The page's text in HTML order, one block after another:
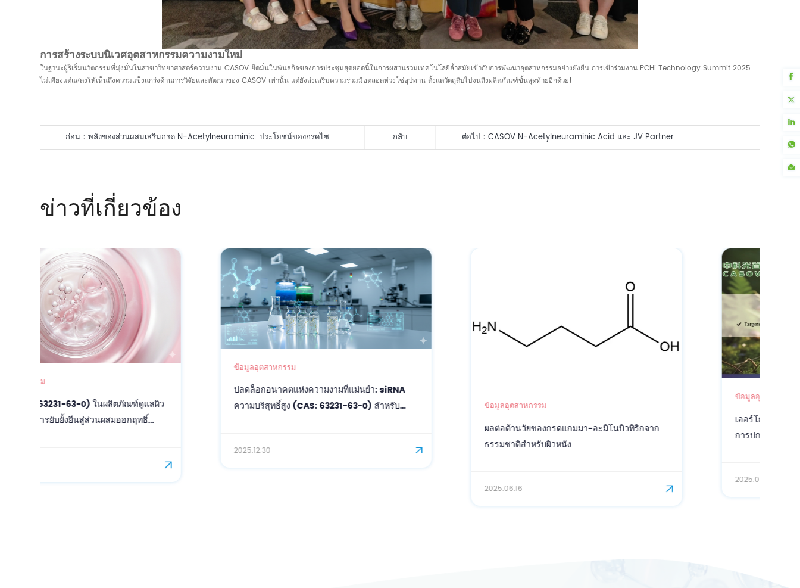
การสร้างระบบนิเวศอุตสาหกรรมความงามใหม่
ในฐานะผู้ริเริ่มนวัตกรรมที่มุ่งมั่นในสาขาวิทยาศาสตร์ความงาม CASOV ยึดมั่นในพันธกิจของการประชุมสุดยอดนี้ในการผสานรวมเทคโนโลยีล้ำสมัยเข้ากับการพัฒนาอุตสาหกรรมอย่างยั่งยืน การเข้าร่วมงาน PCHi Technology Summit 2025
ไม่เพียงแต่แสดงให้เห็นถึงความแข็งแกร่งด้านการวิจัยและพัฒนาของ CASOV เท่านั้น แต่ยังส่งเสริมความร่วมมือตลอดห่วงโซ่อุปทาน ตั้งแต่วัตถุดิบไปจนถึงผลิตภัณฑ์ขั้นสุดท้ายอีกด้วย!
ก่อน：พลังของส่วนผสมเสริมกรด N-Acetylneuraminic: ประโยชน์ของกรดไซ
ต่อไป： CASOV N-Acetylneuraminic Acid และ JV Partner
กลับ
ข่าวที่เกี่ยวข้อง
ความบริสุทธิ์สูง (CAS: 63231-63-0) สำหรับ
โซลูชันการดูแลผิวและเส้นผมแบบเฉพาะเจาะจง
ข้อมูลอุตสาหกรรม
เออร์โกไธโอนีน: สารต้านอนุมูลอิสระที่ล้ำหน้าเพื่อ
การปกป้องเซลล์